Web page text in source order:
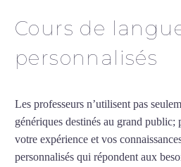
Cours de
personnalisés
Les professeurs n’utilisent pas
génériques destinés au grand public;
votre expérience et vos
personnalisés qui répondent aux